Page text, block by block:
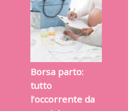
Borsa parto:
tutto
l’occorrente da